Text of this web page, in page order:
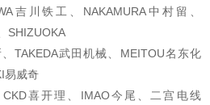
吉川铁工、NAKAMURA中村留、
SHIZUOKA
TAKEDA武田机械、MEITOU名东化
易威奇
喜开理、IMAO今尾、二宫电线